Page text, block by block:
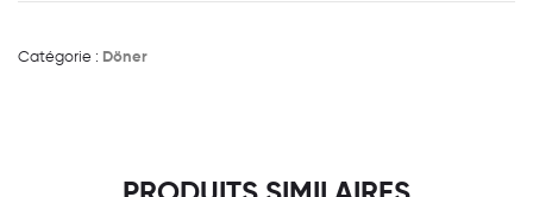
Catégorie : Döner